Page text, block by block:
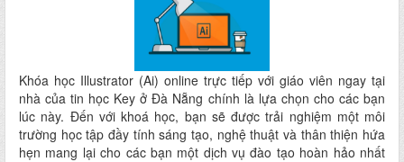
Khóa học Illustrator (Ai) online trực tiếp với giáo viên ngay tại
nhà của tin học Key ở Đà Nẵng chính là lựa chọn cho các bạn
lúc này. Đến với khoá học, bạn sẽ được trải nghiệm một môi
trường học tập đầy tính sáng tạo, nghệ thuật và thân thiện hứa
hẹn mang lại cho các bạn một dịch vụ đào tạo hoàn hảo nhất